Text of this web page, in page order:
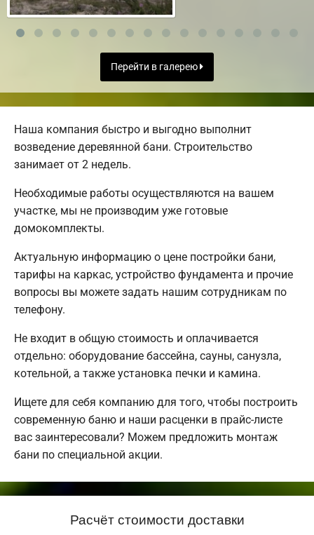
Перейти в галерею
Наша компания быстро и выгодно выполнит
возведение деревянной бани. Строительство
занимает от 2 недель.
Необходимые работы осуществляются на вашем
участке, мы не производим уже готовые
домокомплекты.
Актуальную информацию о цене постройки бани,
тарифы на каркас, устройство фундамента и прочие
вопросы вы можете задать нашим сотрудникам по
телефону.
Не входит в общую стоимость и оплачивается
отдельно: оборудование бассейна, сауны, санузла,
котельной, а также установка печки и камина.
Ищете для себя компанию для того, чтобы построить
современную баню и наши расценки в прайс-листе
вас заинтересовали? Можем предложить монтаж
бани по специальной акции.
Расчёт стоимости доставки